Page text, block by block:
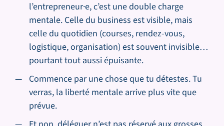
l’entrepreneur·e, c’est une double charge
mentale. Celle du business est visible, mais
celle du quotidien (courses, rendez-vous,
logistique, organisation) est souvent invisible…
pourtant tout aussi épuisante.
Commence par une chose que tu détestes. Tu
verras, la liberté mentale arrive plus vite que
prévue.